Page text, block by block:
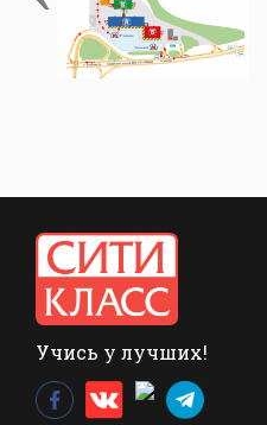
Учись у лучших!